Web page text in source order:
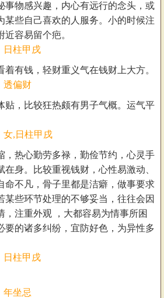
事物感兴趣，内心有远行的念头，或
某些自己喜欢的人服务。小的时候注
容易留个疤。
日柱甲戌
有钱，轻财重义气在钱财上大方。
透偏财
贴，比较狂热颇有男子气概。运气平
女,日柱甲戌
，热心勤劳多禄，勤俭节约，心灵手
身。比较重视钱财，心性易激动、
命不凡，骨子里都是洁癖，做事要求
某些环节处理的不够妥当，往往会因
，注重外观 ，大都容易为情事所困
要的诸多纠纷，宜防好色，为异性多
日柱甲戌
年坐忌